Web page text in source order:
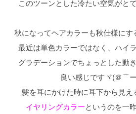
このツーンとした冷たい空気がと
秋になってヘアカラーも秋仕様にす
最近は単色カラーではなく、ハイ
グラデーションでちょっとした動
良い感じですヾ(＠⌒
髪を耳にかけた時に耳下から見え
イヤリングカラーというのを一